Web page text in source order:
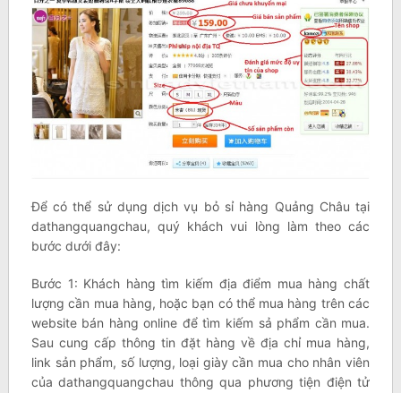
Để có thể sử dụng dịch vụ bỏ sỉ hàng Quảng Châu tại
dathangquangchau, quý khách vui lòng làm theo các
bước dưới đây:
Bước 1: Khách hàng tìm kiếm địa điểm mua hàng chất
lượng cần mua hàng, hoặc bạn có thể mua hàng trên các
website bán hàng online để tìm kiếm sả phẩm cần mua.
Sau cung cấp thông tin đặt hàng về địa chỉ mua hàng,
link sản phẩm, số lượng, loại giày cần mua cho nhân viên
của dathangquangchau thông qua phương tiện điện tử